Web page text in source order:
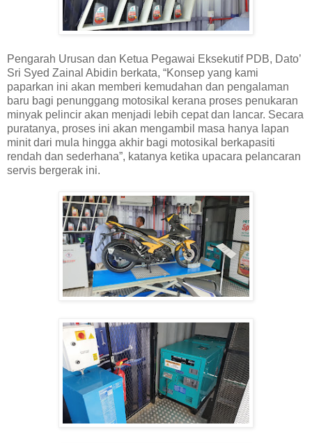
Pengarah Urusan dan Ketua Pegawai Eksekutif PDB, Dato’
Sri Syed Zainal Abidin berkata, “Konsep yang kami
paparkan ini akan memberi kemudahan dan pengalaman
baru bagi penunggang motosikal kerana proses penukaran
minyak pelincir akan menjadi lebih cepat dan lancar. Secara
puratanya, proses ini akan mengambil masa hanya lapan
minit dari mula hingga akhir bagi motosikal berkapasiti
rendah dan sederhana”, katanya ketika upacara pelancaran
servis bergerak ini.